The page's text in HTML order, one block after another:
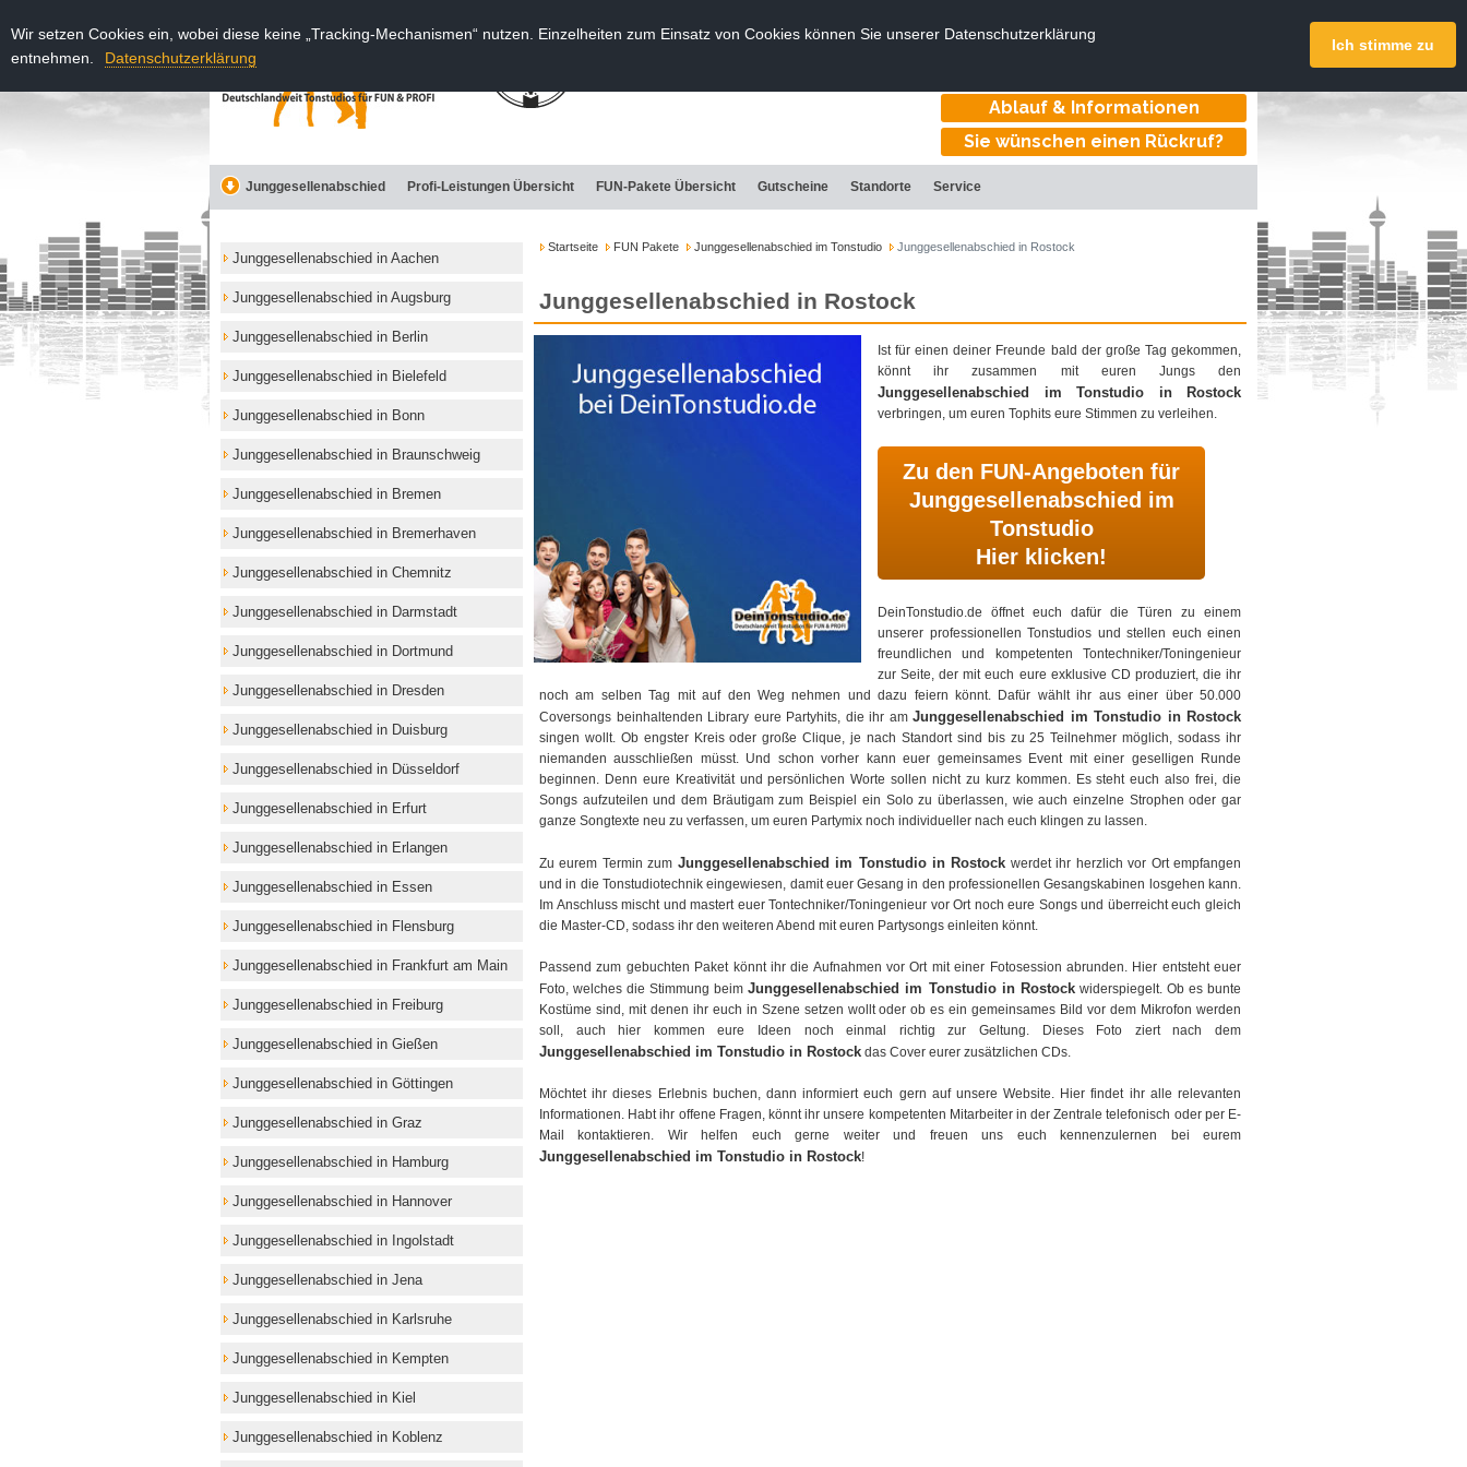
Wir setzen Cookies ein, wobei diese keine „Tracking-Mechanismen“ nutzen. Einzelheiten zum Einsatz von Cookies können Sie unserer Datenschutzerklärung
entnehmen.
Datenschutzerklärung
Ich stimme zu
DeinTonstudio.de
Tonstudios deutschlandweit
Ablauf & Informationen
Sie wünschen einen Rückruf?
Junggesellenabschied Profi-Leistungen Übersicht FUN-Pakete Übersicht Gutscheine Standorte Service
Startseite FUN Pakete Junggesellenabschied im Tonstudio Junggesellenabschied in Rostock
Junggesellenabschied in Rostock
Ist für einen deiner Freunde bald der große Tag gekommen,
könnt ihr zusammen mit euren Jungs den
Junggesellenabschied im Tonstudio in Rostock
verbringen, um euren Tophits eure Stimmen zu verleihen.
Zu den FUN-Angeboten für
Junggesellenabschied im
Tonstudio
Hier klicken!
DeinTonstudio.de öffnet euch dafür die Türen zu einem
unserer professionellen Tonstudios und stellen euch einen
freundlichen und kompetenten Tontechniker/Toningenieur
zur Seite, der mit euch eure exklusive CD produziert, die ihr
noch am selben Tag mit auf den Weg nehmen und dazu feiern könnt. Dafür wählt ihr aus einer über 50.000
Coversongs beinhaltenden Library eure Partyhits, die ihr am Junggesellenabschied im Tonstudio in Rostock
singen wollt. Ob engster Kreis oder große Clique, je nach Standort sind bis zu 25 Teilnehmer möglich, sodass ihr
niemanden ausschließen müsst. Und schon vorher kann euer gemeinsames Event mit einer geselligen Runde
beginnen. Denn eure Kreativität und persönlichen Worte sollen nicht zu kurz kommen. Es steht euch also frei, die
Songs aufzuteilen und dem Bräutigam zum Beispiel ein Solo zu überlassen, wie auch einzelne Strophen oder gar
ganze Songtexte neu zu verfassen, um euren Partymix noch individueller nach euch klingen zu lassen.
Zu eurem Termin zum Junggesellenabschied im Tonstudio in Rostock werdet ihr herzlich vor Ort empfangen
und in die Tonstudiotechnik eingewiesen, damit euer Gesang in den professionellen Gesangskabinen losgehen kann.
Im Anschluss mischt und mastert euer Tontechniker/Toningenieur vor Ort noch eure Songs und überreicht euch gleich
die Master-CD, sodass ihr den weiteren Abend mit euren Partysongs einleiten könnt.
Passend zum gebuchten Paket könnt ihr die Aufnahmen vor Ort mit einer Fotosession abrunden. Hier entsteht euer
Foto, welches die Stimmung beimJunggesellenabschied im Tonstudio in Rostockwiderspiegelt. Ob es bunte
Kostüme sind, mit denen ihr euch in Szene setzen wollt oder ob es ein gemeinsames Bild vor dem Mikrofon werden
soll, auch hier kommen eure Ideen noch einmal richtig zur Geltung. Dieses Foto ziert nach dem
Junggesellenabschied im Tonstudio in Rostock das Cover eurer zusätzlichen CDs.
Möchtet ihr dieses Erlebnis buchen, dann informiert euch gern auf unsere Website. Hier findet ihr alle relevanten
Informationen. Habt ihr offene Fragen, könnt ihr unsere kompetenten Mitarbeiter in der Zentrale telefonisch oder per E-
Mail kontaktieren. Wir helfen euch gerne weiter und freuen uns euch kennenzulernen bei eurem
Junggesellenabschied im Tonstudio in Rostock!
Junggesellenabschied in Aachen
Junggesellenabschied in Augsburg
Junggesellenabschied in Berlin
Junggesellenabschied in Bielefeld
Junggesellenabschied in Bonn
Junggesellenabschied in Braunschweig
Junggesellenabschied in Bremen
Junggesellenabschied in Bremerhaven
Junggesellenabschied in Chemnitz
Junggesellenabschied in Darmstadt
Junggesellenabschied in Dortmund
Junggesellenabschied in Dresden
Junggesellenabschied in Duisburg
Junggesellenabschied in Düsseldorf
Junggesellenabschied in Erfurt
Junggesellenabschied in Erlangen
Junggesellenabschied in Essen
Junggesellenabschied in Flensburg
Junggesellenabschied in Frankfurt am Main
Junggesellenabschied in Freiburg
Junggesellenabschied in Gießen
Junggesellenabschied in Göttingen
Junggesellenabschied in Graz
Junggesellenabschied in Hamburg
Junggesellenabschied in Hannover
Junggesellenabschied in Ingolstadt
Junggesellenabschied in Jena
Junggesellenabschied in Karlsruhe
Junggesellenabschied in Kempten
Junggesellenabschied in Kiel
Junggesellenabschied in Koblenz